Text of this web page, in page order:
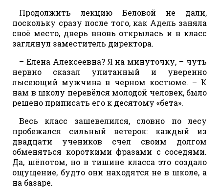
Продолжить лекцию Беловой не дали,
поскольку сразу после того, как Адель заняла
своё место, дверь вновь открылась и в класс
заглянул заместитель директора.
– Елена Алексеевна? Я на минуточку, – чуть
нервно сказал упитанный и уверенно
лысеющий мужчина в черном костюме. – К
нам в школу перевёлся молодой человек, было
решено приписать его к десятому «бета».
Весь класс зашевелился, словно по лесу
пробежался сильный ветерок: каждый из
двадцати учеников счел своим долгом
обменяться короткими фразами с соседями.
Да, шёпотом, но в тишине класса это создало
ощущение, будто они находятся не в школе, а
на базаре.